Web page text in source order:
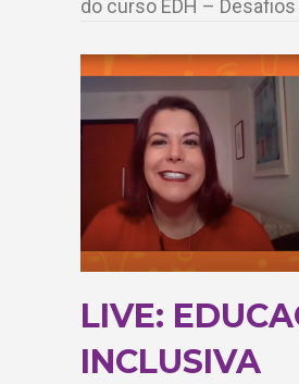
do curso EDH –
LIVE:
INCLUSIVA